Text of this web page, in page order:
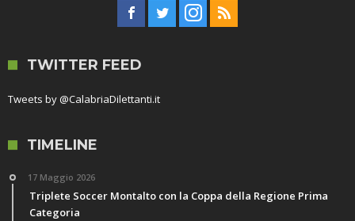
TWITTER FEED
Tweets by @CalabriaDilettanti.it
TIMELINE
17 Maggio 2026
Triplete Soccer Montalto con la Coppa della Regione Prima
Categoria